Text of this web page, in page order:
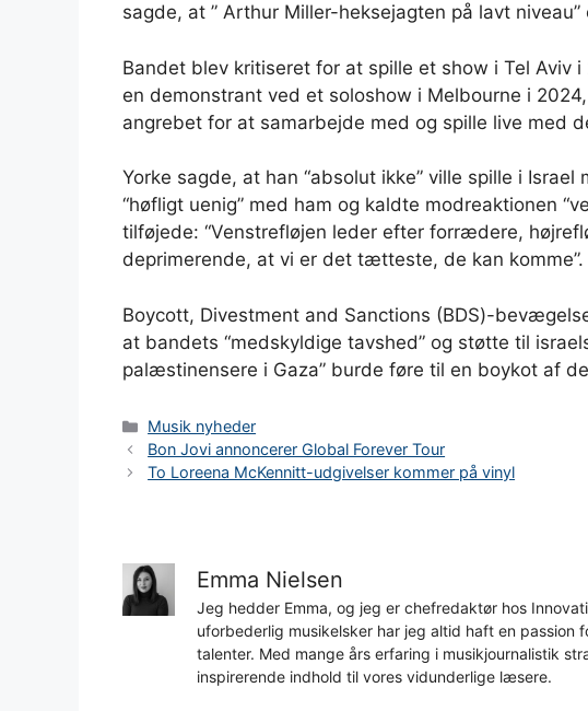
sagde, at ” Arthur Miller-heksejagten på lavt
Bandet blev kritiseret for at spille et show i Tel Aviv
en demonstrant ved et soloshow i Melbourne i
angrebet for at samarbejde med og spille live med
Yorke sagde, at han “absolut ikke” ville spille i
“høfligt uenig” med ham og kaldte modreaktionen
tilføjede: “Venstrefløjen leder efter forrædere,
deprimerende, at vi er det tætteste, de kan komme”.
Boycott, Divestment and Sanctions (BDS)-
at bandets “medskyldige tavshed” og støtte til
palæstinensere i Gaza” burde føre til en boykot af
Kategorier
Musik nyheder
Bon Jovi annoncerer Global Forever Tour
To Loreena McKennitt-udgivelser kommer på vinyl
Emma Nielsen
Jeg hedder Emma, og jeg er chefredaktør hos
uforbederlig musikelsker har jeg altid haft en passion
talenter. Med mange års erfaring i musikjournalistik
inspirerende indhold til vores vidunderlige læsere.